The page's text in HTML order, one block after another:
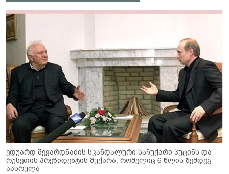
ედუარდ შევარდნაძის სკანდალური საჩუქარი პუტინს და
რუსეთის პრეზიდენტის მუქარა, რომელიც 6 წლის შემდეგ
აასრულა